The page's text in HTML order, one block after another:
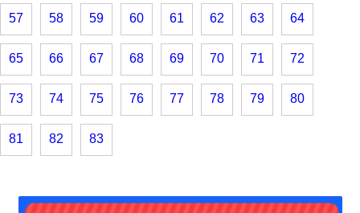
57 58 59 60 61 62 63 64
65 66 67 68 69 70 71 72
73 74 75 76 77 78 79 80
81 82 83